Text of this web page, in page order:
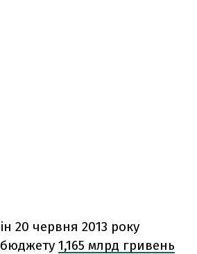
20 червня 2013 року
1,165 млрд гривень